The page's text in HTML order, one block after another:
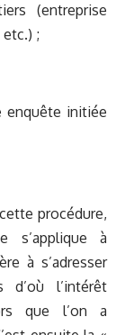
(entreprise
;
enquête initiée
procédure,
s’applique à
à s’adresser
d’où l’intérêt
que l’on a